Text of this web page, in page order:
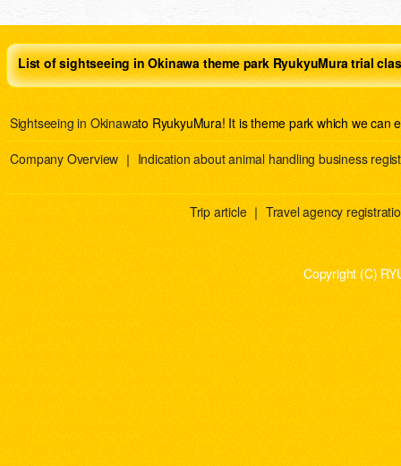
List of sightseeing in Okinawa theme park RyukyuMura trial
Sightseeing in Okinawato RyukyuMura! It is theme park which we can
Company Overview ｜ Indication about animal handling business
Trip article ｜ Travel agency
Copyright (C)